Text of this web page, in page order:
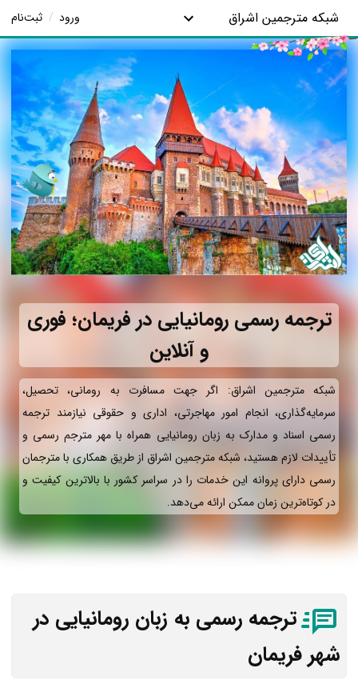
شبکه مترجمین اشراق ورود / ثبت‌نام
ترجمه رسمی رومانیایی در فریمان؛ فوری
و آنلاین
شبکه مترجمین اشراق: اگر جهت مسافرت به رومانی، تحصیل،
سرمایه‌گذاری، انجام امور مهاجرتی، اداری و حقوقی نیازمند ترجمه
رسمی اسناد و مدارک به زبان رومانیایی همراه با مهر مترجم رسمی و
تأییدات لازم هستید، شبکه مترجمین اشراق از طریق همکاری با مترجمان
رسمی دارای پروانه این خدمات را در سراسر کشور با بالاترین کیفیت و
در کوتاه‌ترین زمان ممکن ارائه می‌دهد.
ترجمه رسمی به زبان رومانیایی در
شهر فریمان